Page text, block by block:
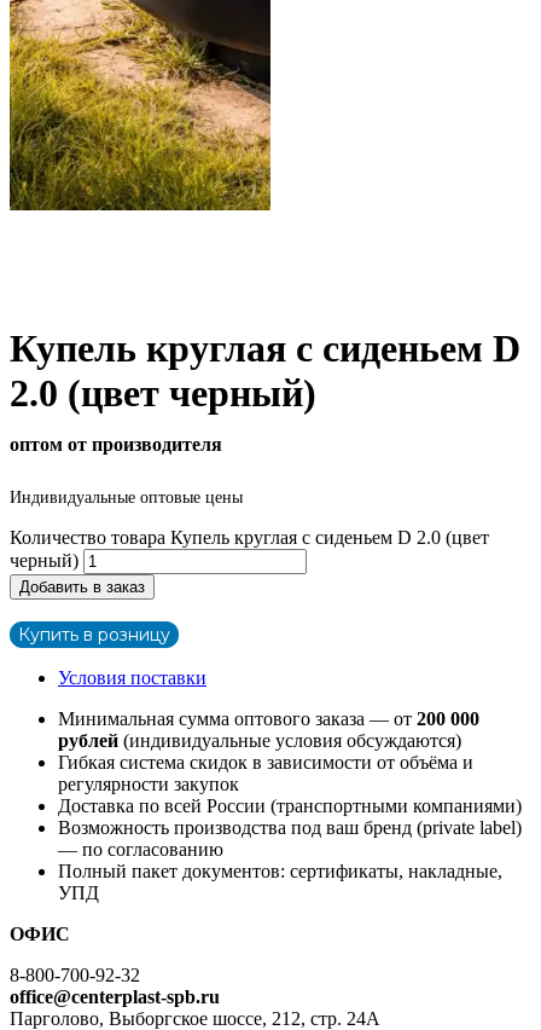
Купель круглая с сиденьем D
2.0 (цвет черный)
оптом от производителя
Индивидуальные оптовые цены
Количество товара Купель круглая с сиденьем D 2.0 (цвет
черный)
Добавить в заказ
Купить в розницу
Условия поставки
Минимальная сумма оптового заказа — от 200 000
рублей (индивидуальные условия обсуждаются)
Гибкая система скидок в зависимости от объёма и
регулярности закупок
Доставка по всей России (транспортными компаниями)
Возможность производства под ваш бренд (private label)
— по согласованию
Полный пакет документов: сертификаты, накладные,
УПД
ОФИС
8-800-700-92-32
office@centerplast-spb.ru
Парголово, Выборгское шоссе, 212, стр. 24А